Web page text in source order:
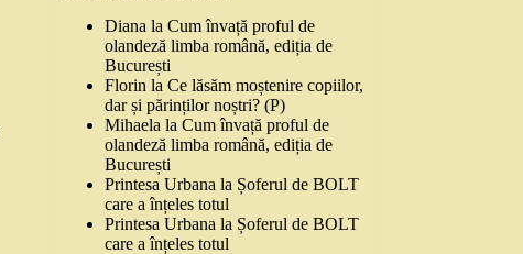
Diana laCum învață proful de
olandeză limba română, ediția de
București
Florin laCe lăsăm moștenire copiilor,
dar și părinților noștri? (P)
Mihaela laCum învață proful de
olandeză limba română, ediția de
București
Printesa Urbana la Șoferul de BOLT
care a înțeles totul
Printesa Urbana la Șoferul de BOLT
care a înțeles totul